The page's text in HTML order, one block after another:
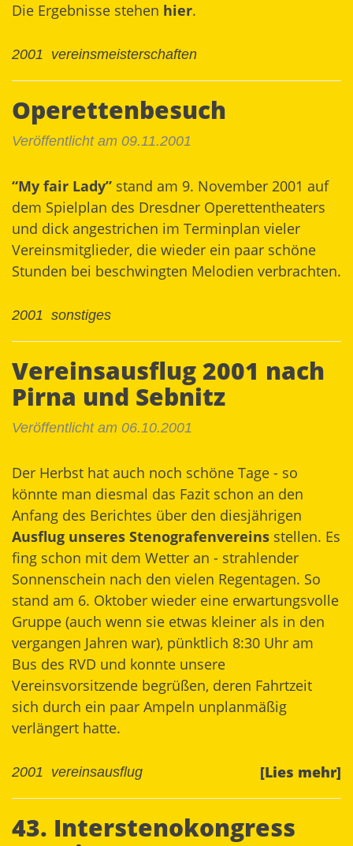
Die Ergebnisse stehen hier.
2001 vereinsmeisterschaften
Operettenbesuch
Veröffentlicht am 09.11.2001
“My fair Lady” stand am 9. November 2001 auf
dem Spielplan des Dresdner Operettentheaters
und dick angestrichen im Terminplan vieler
Vereinsmitglieder, die wieder ein paar schöne
Stunden bei beschwingten Melodien verbrachten.
2001 sonstiges
Vereinsausflug 2001 nach
Pirna und Sebnitz
Veröffentlicht am 06.10.2001
Der Herbst hat auch noch schöne Tage - so
könnte man diesmal das Fazit schon an den
Anfang des Berichtes über den diesjährigen
Ausflug unseres Stenografenvereins stellen. Es
fing schon mit dem Wetter an - strahlender
Sonnenschein nach den vielen Regentagen. So
stand am 6. Oktober wieder eine erwartungsvolle
Gruppe (auch wenn sie etwas kleiner als in den
vergangen Jahren war), pünktlich 8:30 Uhr am
Bus des RVD und konnte unsere
Vereinsvorsitzende begrüßen, deren Fahrtzeit
sich durch ein paar Ampeln unplanmäßig
verlängert hatte.
[Lies mehr]
2001 vereinsausflug
43. Interstenokongress